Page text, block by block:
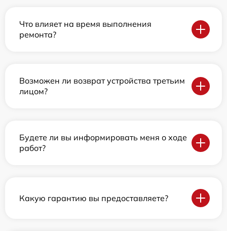
Что влияет на время выполнения
ремонта?
Возможен ли возврат устройства третьим
лицом?
Будете ли вы информировать меня о ходе
работ?
Какую гарантию вы предоставляете?